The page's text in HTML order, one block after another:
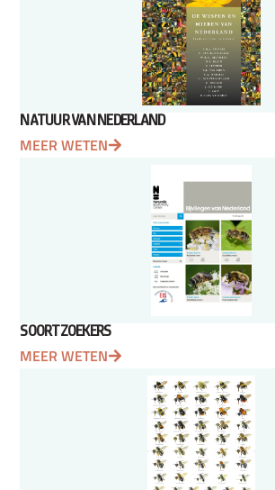
NATUUR VAN NEDERLAND
MEER WETEN
SOORTZOEKERS
MEER WETEN